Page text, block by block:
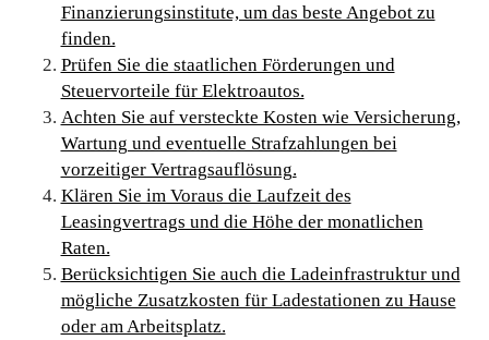
Finanzierungsinstitute, um das beste Angebot zu
finden.
Prüfen Sie die staatlichen Förderungen und
Steuervorteile für Elektroautos.
Achten Sie auf versteckte Kosten wie Versicherung,
Wartung und eventuelle Strafzahlungen bei
vorzeitiger Vertragsauflösung.
Klären Sie im Voraus die Laufzeit des
Leasingvertrags und die Höhe der monatlichen
Raten.
Berücksichtigen Sie auch die Ladeinfrastruktur und
mögliche Zusatzkosten für Ladestationen zu Hause
oder am Arbeitsplatz.